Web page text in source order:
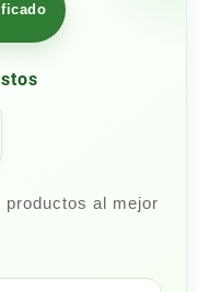
al mejor